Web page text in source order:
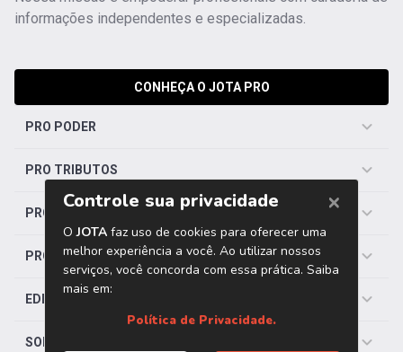
informações independentes e especializadas.
CONHEÇA O JOTA PRO
PRO PODER
PRO TRIBUTOS
PRO TRABALHISTA
PRO SAÚDE
EDITORIAS
SOBRE O JOTA